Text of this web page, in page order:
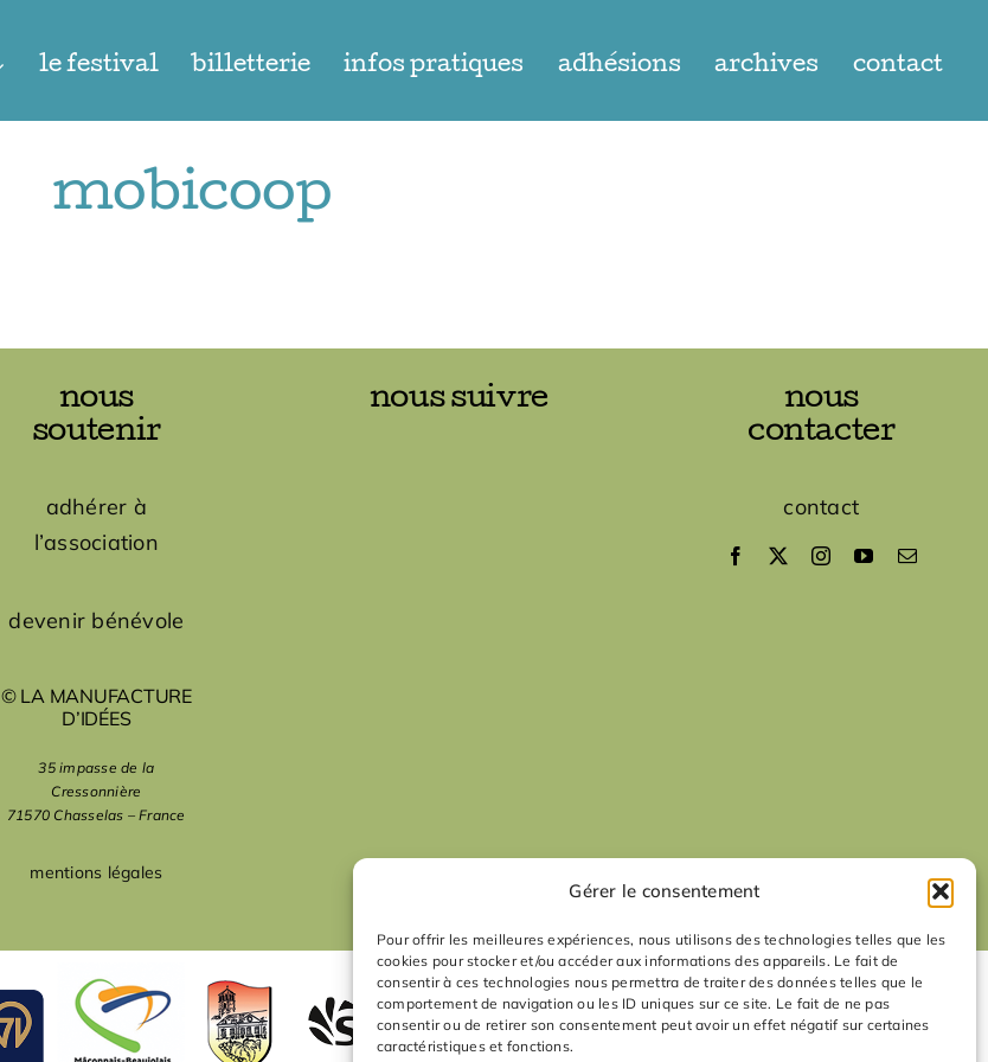
Gérer le consentement
Pour offrir les meilleures expériences, nous utilisons des technologies telles que les
cookies pour stocker et/ou accéder aux informations des appareils. Le fait de
consentir à ces technologies nous permettra de traiter des données telles que le
comportement de navigation ou les ID uniques sur ce site. Le fait de ne pas
consentir ou de retirer son consentement peut avoir un effet négatif sur certaines
caractéristiques et fonctions.
le festival billetterie infos pratiques adhésions archives contact
mobicoop
nous
soutenir
adhérer à
l’association
devenir bénévole
© LA MANUFACTURE
D’IDÉES
35 impasse de la
Cressonnière
71570 Chasselas – France
mentions légales
nous suivre
nous
contacter
contact